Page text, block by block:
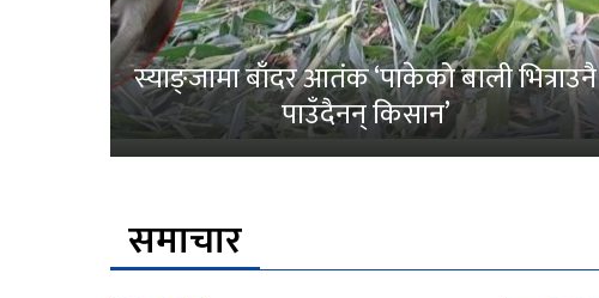
स्याङ्जामा बाँदर आतंक ‘पाकेको बाली भित्राउनै
पाउँदैनन् किसान’
समाचार